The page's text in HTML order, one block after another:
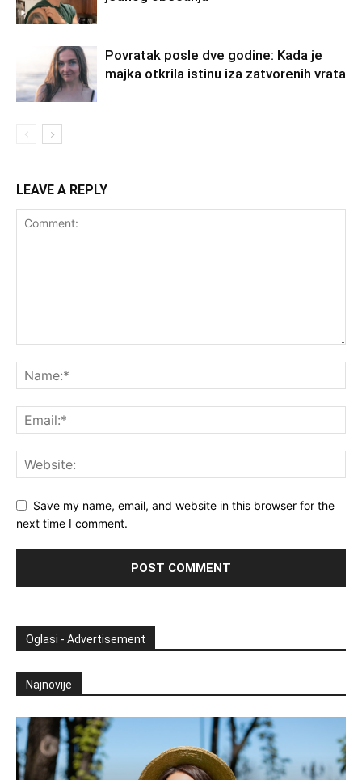
Povratak posle dve godine: Kada je
majka otkrila istinu iza zatvorenih vrata
LEAVE A REPLY
Save my name, email, and website in this browser for the
next time I comment.
Oglasi - Advertisement
Najnovije